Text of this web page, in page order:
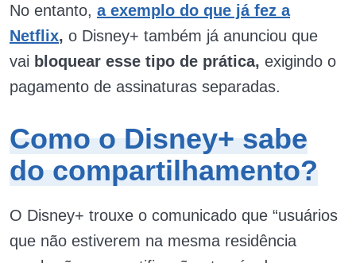
No entanto, a exemplo do que já fez a
Netflix, o Disney+ também já anunciou que
vai bloquear esse tipo de prática, exigindo o
pagamento de assinaturas separadas.
Como o Disney+ sabe
do compartilhamento?
O Disney+ trouxe o comunicado que “usuários
que não estiverem na mesma residência